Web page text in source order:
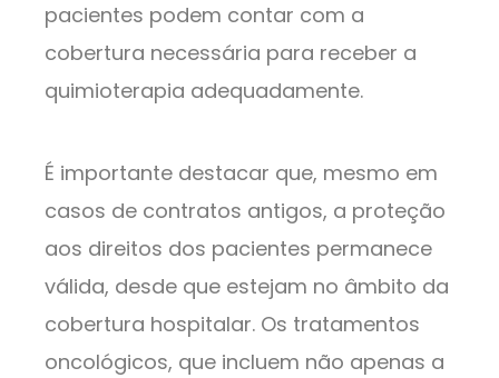
pacientes podem contar com a
cobertura necessária para receber a
quimioterapia adequadamente.
É importante destacar que, mesmo em
casos de contratos antigos, a proteção
aos direitos dos pacientes permanece
válida, desde que estejam no âmbito da
cobertura hospitalar. Os tratamentos
oncológicos, que incluem não apenas a